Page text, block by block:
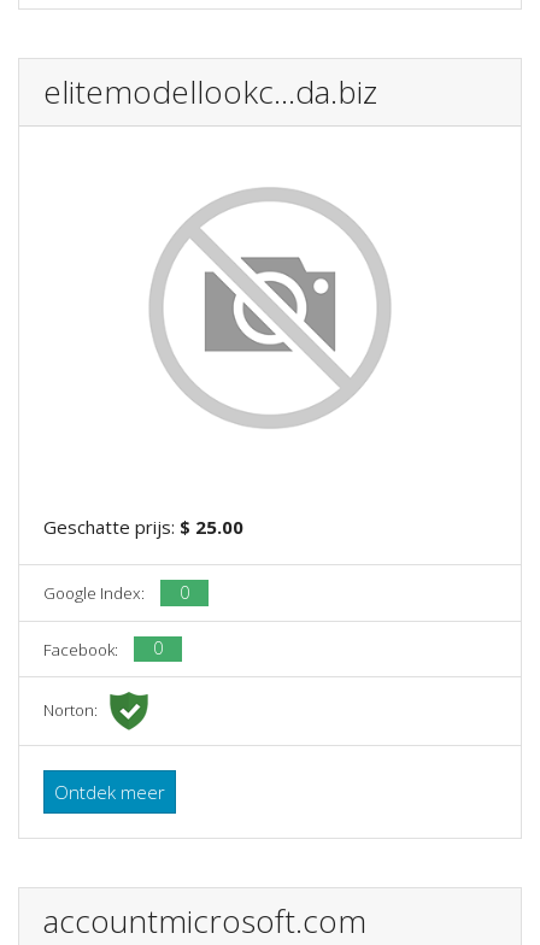
elitemodellookc...da.biz
Geschatte prijs: $ 25.00
Google Index: 0
Facebook: 0
Norton:
Ontdek meer
accountmicrosoft.com